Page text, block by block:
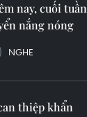
nay, cuối tuần
nắng nóng
NGHE
thiệp khẩn